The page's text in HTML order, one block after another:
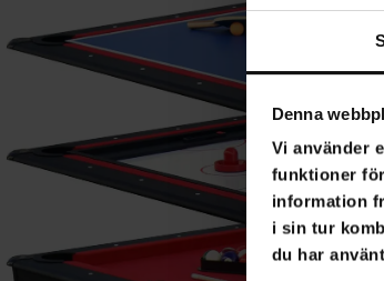
Denna
Vi använder
funktioner
information
i sin tur
du har